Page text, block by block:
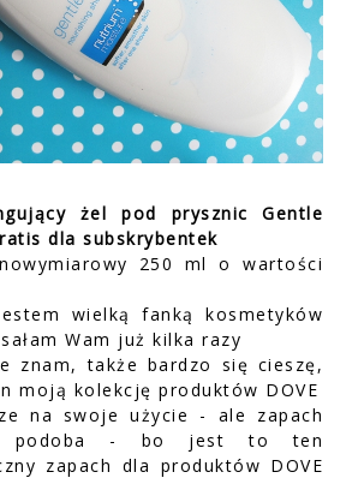
żel pod prysznic Gentle
dla subskrybentek
250 ml o wartości
wielką fanką kosmetyków
Wam już kilka razy
znam, także bardzo się cieszę,
moją kolekcję produktów DOVE
na swoje użycie - ale zapach
podoba - bo jest to ten
zapach dla produktów DOVE